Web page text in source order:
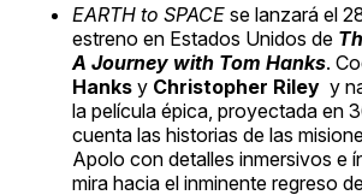
EARTH to SPACE se lanzará el
estreno en Estados Unidos de
A Journey with Tom Hanks.
Hanks y Christopher Riley y
la película épica, proyectada en
cuenta las historias de las
Apolo con detalles inmersivos e
mira hacia el inminente regreso